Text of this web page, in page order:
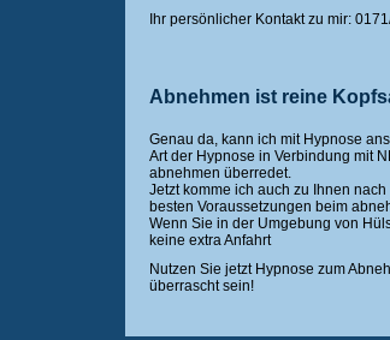
Ihr persönlicher Kontakt zu mir:
Abnehmen ist reine
Genau da, kann ich mit Hypnose
Art der Hypnose in Verbindung mit
abnehmen überredet.
Jetzt komme ich auch zu Ihnen
besten Voraussetzungen beim
Wenn Sie in der Umgebung von
keine extra Anfahrt
Nutzen Sie jetzt Hypnose zum
überrascht sein!